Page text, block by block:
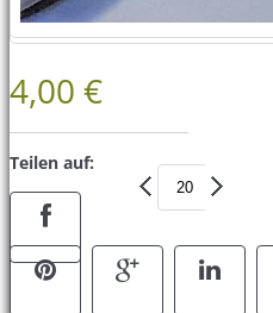
4,00 €
Teilen auf: